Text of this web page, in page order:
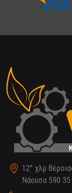
12° χλμ
Νάουσα 590 35